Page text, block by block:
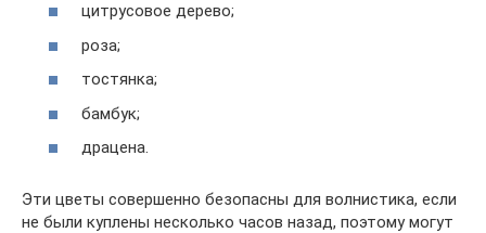
цитрусовое дерево;
роза;
тостянка;
бамбук;
драцена.
Эти цветы совершенно безопасны для волнистика, если
не были куплены несколько часов назад, поэтому могут